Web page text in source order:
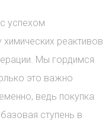
успехом
реактивов
Мы гордимся
это важно
ведь покупка
ступень в